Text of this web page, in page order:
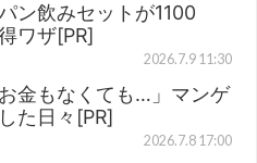
ン飲みセットが1100
ワザ[PR]
2026.7.9 11:30
お金もなくても…」マンゲ
た日々[PR]
2026.7.8 17:00